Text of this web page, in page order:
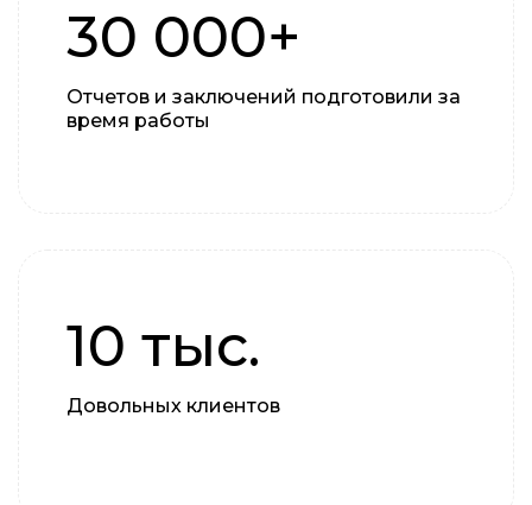
30 000+
Отчетов и заключений подготовили за
время работы
10 тыс.
Довольных клиентов